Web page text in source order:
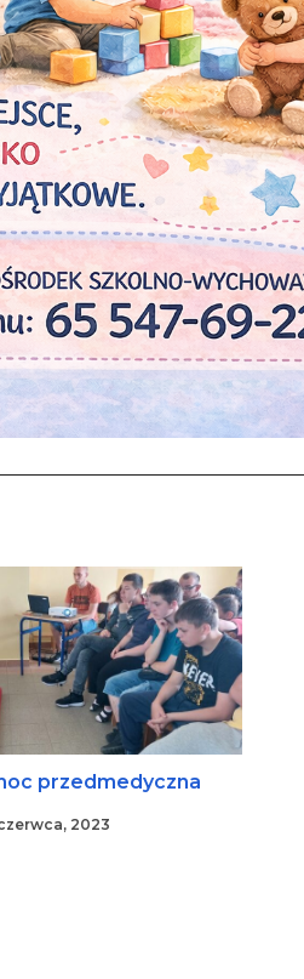
przedmedyczna
2023